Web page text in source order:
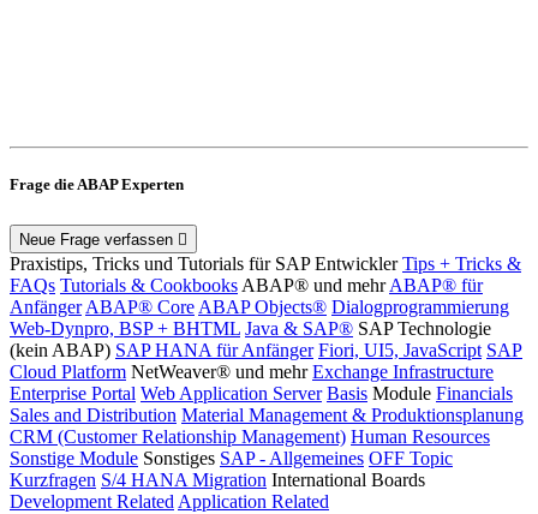
Frage die ABAP Experten
Neue Frage verfassen
Praxistips, Tricks und Tutorials für SAP Entwickler Tips + Tricks &
FAQs Tutorials & Cookbooks ABAP® und mehr ABAP® für
Anfänger ABAP® Core ABAP Objects® Dialogprogrammierung
Web-Dynpro, BSP + BHTML Java & SAP® SAP Technologie
(kein ABAP) SAP HANA für Anfänger Fiori, UI5, JavaScript SAP
Cloud Platform NetWeaver® und mehr Exchange Infrastructure
Enterprise Portal Web Application Server Basis Module Financials
Sales and Distribution Material Management & Produktionsplanung
CRM (Customer Relationship Management) Human Resources
Sonstige Module Sonstiges SAP - Allgemeines OFF Topic
Kurzfragen S/4 HANA Migration International Boards
Development Related Application Related